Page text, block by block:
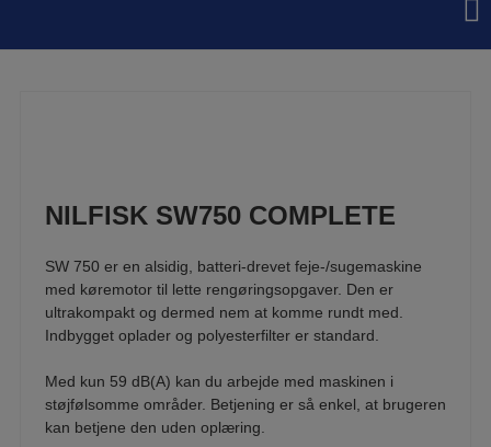
NILFISK SW750 COMPLETE
SW 750 er en alsidig, batteri-drevet feje-/sugemaskine
med køremotor til lette rengøringsopgaver. Den er
ultrakompakt og dermed nem at komme rundt med.
Indbygget oplader og polyesterfilter er standard.
Med kun 59 dB(A) kan du arbejde med maskinen i
støjfølsomme områder. Betjening er så enkel, at brugeren
kan betjene den uden oplæring.